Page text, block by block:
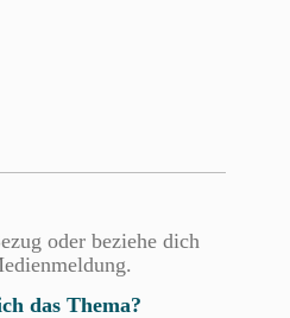
oder beziehe dich
das Thema?